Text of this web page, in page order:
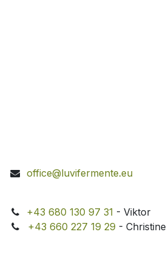
office@luvifermente.eu
+43 680 130 97 31 - Viktor
+43 660 227 19 29 - Christine